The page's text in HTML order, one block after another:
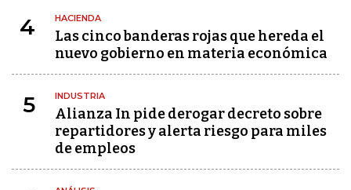
4 HACIENDA
Las cinco banderas rojas que hereda el
nuevo gobierno en materia económica
5 INDUSTRIA
Alianza In pide derogar decreto sobre
repartidores y alerta riesgo para miles
de empleos